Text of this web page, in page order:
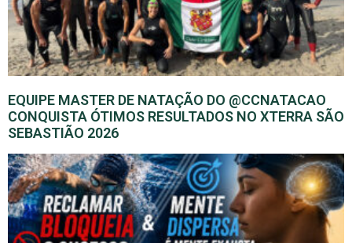
EQUIPE MASTER DE NATAÇÃO DO @CCNATACAO
CONQUISTA ÓTIMOS RESULTADOS NO XTERRA SÃO
SEBASTIÃO 2026